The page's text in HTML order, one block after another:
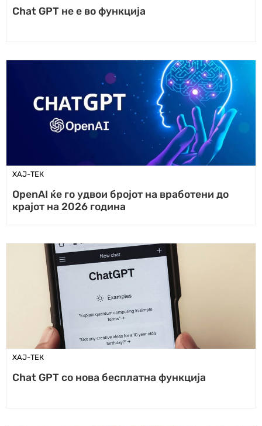
Chat GPT не е во функција
ХАЈ-ТЕК
OpenAI ќе го удвои бројот на вработени до
крајот на 2026 година
ХАЈ-ТЕК
Chat GPT со нова бесплатна функција